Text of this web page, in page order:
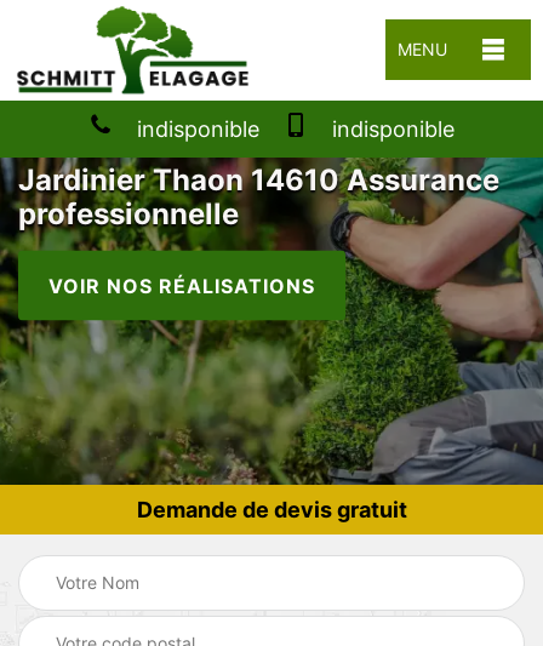
MENU
indisponible indisponible
Jardinier Thaon 14610 Assurance
professionnelle
VOIR NOS RÉALISATIONS
Demande de devis gratuit